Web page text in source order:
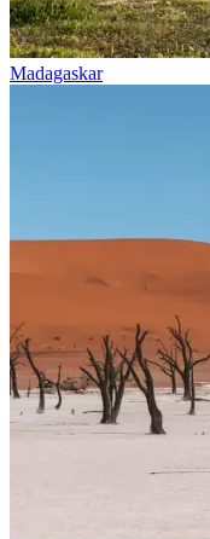
Madagaskar